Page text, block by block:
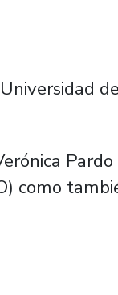
Pardo
como